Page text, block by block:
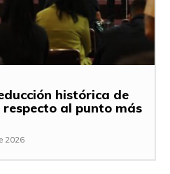
histórica de
respecto al punto más
2026